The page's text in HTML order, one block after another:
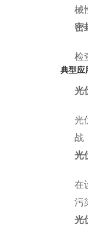
械
密
检
典型应
光
光
战
光
在
污
光